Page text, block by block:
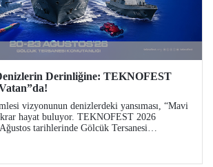
Derinliğine: TEKNOFEST
vizyonunun denizlerdeki yansıması, “Mavi
hayat buluyor. TEKNOFEST 2026
tarihlerinde Gölcük Tersanesi
TEKNOFEST Mavi Vatan,
ön plana çıkacağı özel bir